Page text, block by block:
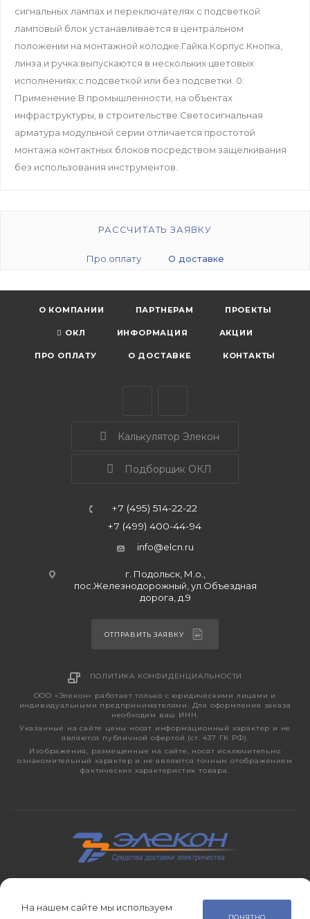
сигнальных лампах и переключателях с подсветкой
ламповый блок устанавливается в центральном
положении на монтажной колодке.Гайка.Корпус.Кнопка,
линза и ручка:выпускаются в нескольких цветовых
исполнениях;с подсветкой или без подсветки. 0:
Применение:В промышленности, на объектах
инфраструктуры, в строительстве.Светосигнальная
арматура модульной серии отличается простотой
монтажа контактных блоков посредством защелкивания
без использования инструментов.
РАССЧИТАТЬ ЗАЯВКУ
Про оплату О доставке
О КОМПАНИИ ПАРТНЕРАМ ПРОЕКТЫ
ОКЛ ИНФОРМАЦИЯ АКЦИИ
ПРО ОПЛАТУ О ДОСТАВКЕ КОНТАКТЫ
Калькулятор Элекон
Подборщик ОКЛ
+7 (495) 514-22-22
+7 (499) 400-44-94
info@elcn.ru
г. Подольск, М.о.,
пос.Железнодорожный, ул.Объездная
дорога, д.9
ОТПРАВИТЬ ЗАЯВКУ
ПОЛИТИКА КОНФИДЕНЦИАЛЬНОСТИ
ООО «Элекон» работает только с юридическими лицами и
индивидуальными предпринимателями. Для оформления заказа
необходим ваш ИНН.
Указанные на сайте цены носят информационный характер и не
являются публичной офертой (ст. 437 ГК РФ).
Изображения, размещенные на сайте, носят исключительно
ознакомительный характер и не являются точным отображением
фактических характеристик товара.
электротехническая продукция, светотехника с 1998 года.
На нашем сайте мы используем
ПОНЯТНО